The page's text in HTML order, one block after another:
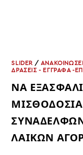
SLIDER /
ΔΡΑΣΕΙΣ - ΕΓΓΡΑΦΑ -
ΝΑ
ΛΑΙΚΩΝ